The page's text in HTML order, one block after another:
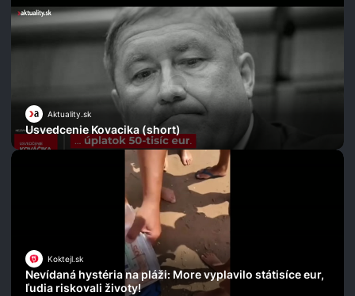
Aktuality.sk
Usvedcenie Kovacika (short)
Koktejl.sk
Nevídaná hystéria na pláži: More vyplavilo státisíce eur,
ľudia riskovali životy!